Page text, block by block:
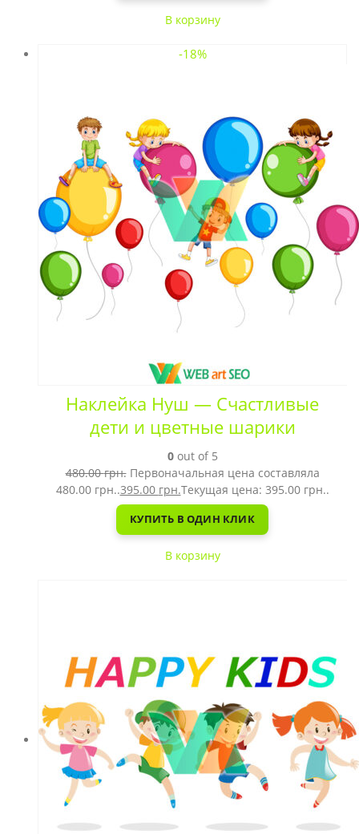
В корзину
-18%
Наклейка Нуш — Счастливые
дети и цветные шарики
0out of 5
480.00грн. Первоначальная цена составляла
480.00 грн..395.00 грн.Текущая цена: 395.00 грн..
КУПИТЬ В ОДИН КЛИК
В корзину